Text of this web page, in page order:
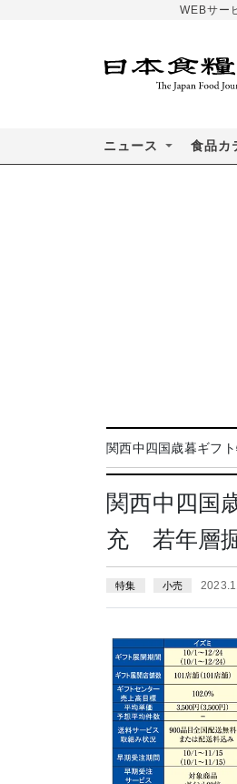
WEBサー
ニュース 食品カ
関西中四国歳暮ギフ
関西中四国
充 若年層
特集 小売